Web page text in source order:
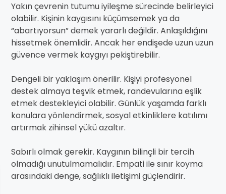
Yakın çevrenin tutumu iyileşme sürecinde belirleyici
olabilir. Kişinin kaygısını küçümsemek ya da
“abartıyorsun” demek yararlı değildir. Anlaşıldığını
hissetmek önemlidir. Ancak her endişede uzun uzun
güvence vermek kaygıyı pekiştirebilir.
Dengeli bir yaklaşım önerilir. Kişiyi profesyonel
destek almaya teşvik etmek, randevularına eşlik
etmek destekleyici olabilir. Günlük yaşamda farklı
konulara yönlendirmek, sosyal etkinliklere katılımı
artırmak zihinsel yükü azaltır.
Sabırlı olmak gerekir. Kaygının bilinçli bir tercih
olmadığı unutulmamalıdır. Empati ile sınır koyma
arasındaki denge, sağlıklı iletişimi güçlendirir.